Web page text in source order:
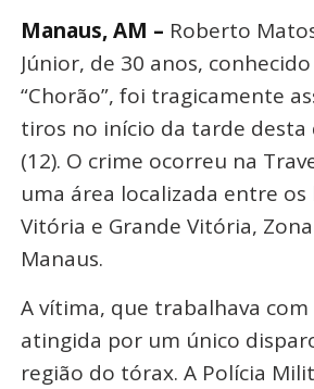
Manaus, AM – Roberto
Júnior, de 30 anos,
“Chorão”, foi tragicamente
tiros no início da tarde
(12). O crime ocorreu na
uma área localizada entre os
Vitória e Grande Vitória,
Manaus.
A vítima, que trabalhava
atingida por um único
região do tórax. A Polícia